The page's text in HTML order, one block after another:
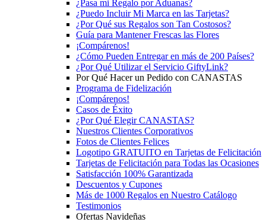
¿Pasa mi Regalo por Aduanas?
¿Puedo Incluir Mi Marca en las Tarjetas?
¿Por Qué sus Regalos son Tan Costosos?
Guía para Mantener Frescas las Flores
¡Compárenos!
¿Cómo Pueden Entregar en más de 200 Países?
¿Por Qué Utilizar el Servicio GiftyLink?
Por Qué Hacer un Pedido con CANASTAS
Programa de Fidelización
¡Compárenos!
Casos de Éxito
¿Por Qué Elegir CANASTAS?
Nuestros Clientes Corporativos
Fotos de Clientes Felices
Logotipo GRATUITO en Tarjetas de Felicitación
Tarjetas de Felicitación para Todas las Ocasiones
Satisfacción 100% Garantizada
Descuentos y Cupones
Más de 1000 Regalos en Nuestro Catálogo
Testimonios
Ofertas Navideñas